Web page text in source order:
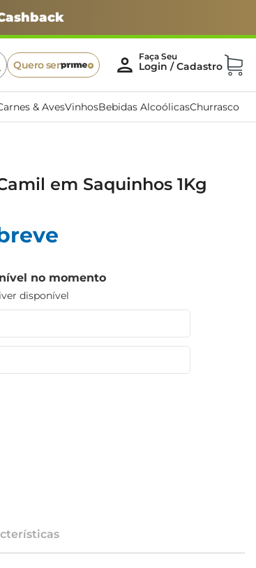
Quero ser
& AvesVinhosBebidas AlcoólicasChurrasco
em Saquinhos 1Kg
no momento
disponível